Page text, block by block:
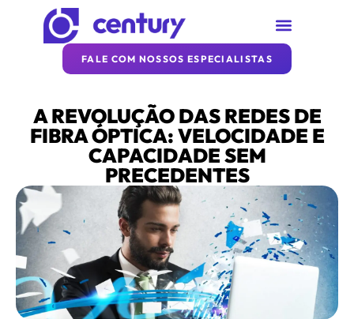
FALE COM NOSSOS ESPECIALISTAS
A REVOLUÇÃO DAS REDES DE
FIBRA ÓPTICA: VELOCIDADE E
CAPACIDADE SEM
PRECEDENTES